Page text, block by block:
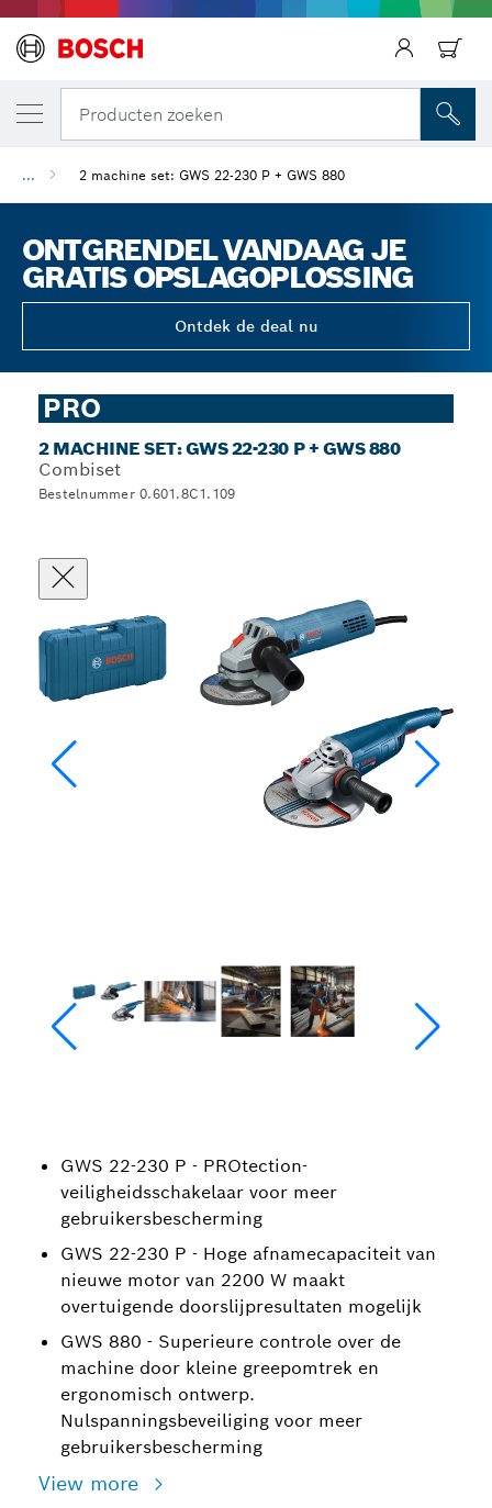
Producten zoeken
... 2 machine set: GWS 22-230 P + GWS 880
ONTGRENDEL VANDAAG JE
GRATIS OPSLAGOPLOSSING
Ontdek de deal nu
PRO
2 MACHINE SET: GWS 22-230 P + GWS 880
Combiset
Bestelnummer 0.601.8C1.109
GWS 22-230 P - PROtection-
veiligheidsschakelaar voor meer
gebruikersbescherming
GWS 22-230 P - Hoge afnamecapaciteit van
nieuwe motor van 2200 W maakt
overtuigende doorslijpresultaten mogelijk
GWS 880 - Superieure controle over de
machine door kleine greepomtrek en
ergonomisch ontwerp.
Nulspanningsbeveiliging voor meer
gebruikersbescherming
View more